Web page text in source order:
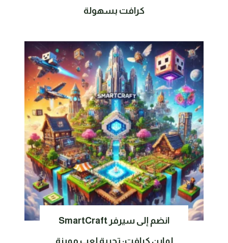
كرافت بسهولة
انضم إلى سيرفر SmartCraft